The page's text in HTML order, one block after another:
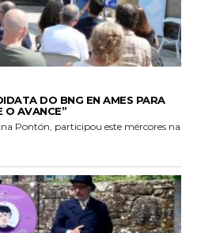
DO BNG EN AMES PARA
O AVANCE”
Pontón, participou este mércores na